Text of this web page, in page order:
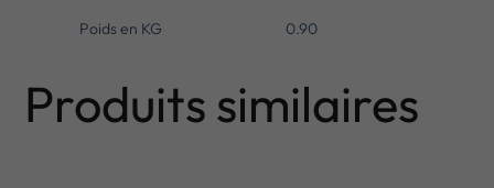
Poids en KG 0.90
Produits similaires